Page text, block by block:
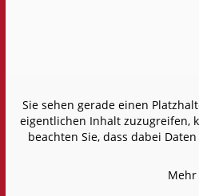
Sie sehen gerade einen
eigentlichen Inhalt zuzugreifen,
beachten Sie, dass dabei